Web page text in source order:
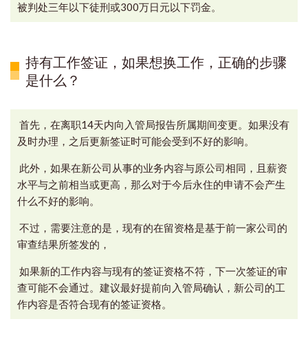
被判处三年以下徒刑或300万日元以下罚金。
持有工作签证，如果想换工作，正确的步骤
是什么？
首先，在离职14天内向入管局报告所属期间变更。如果没有
及时办理，之后更新签证时可能会受到不好的影响。
此外，如果在新公司从事的业务内容与原公司相同， 且薪资
水平与之前相当或更高，那么对于今后永住的申请不会产生
什么不好的影响。
不过，需要注意的是，现有的在留资格是基于前一家公司的
审查结果所签发的，
如果新的工作内容与现有的签证资格不符，下一次签证的审
查可能不会通过。建议最好提前向 入管局确认，新公司的工
作内容是否符合现有的签证资格。